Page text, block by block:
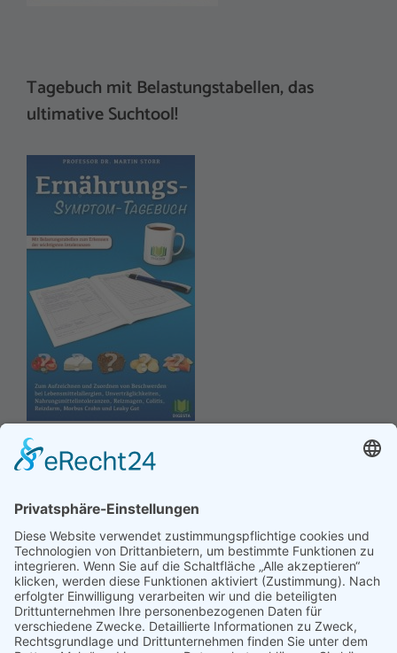
Tagebuch mit Belastungstabellen, das
ultimative Suchtool!
Hinweis an unsere Leser: Wir erstellen für Sie
Informationsseiten. Die Informationen enthalten Affiliate
links zu Amazon, in diesem Zusammenhang erhalten wir
von Partnern eine Provision, sofern ein Kauf zustande
kommt. Für Sie ändert sich dadurch nichts.